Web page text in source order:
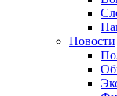
Новости